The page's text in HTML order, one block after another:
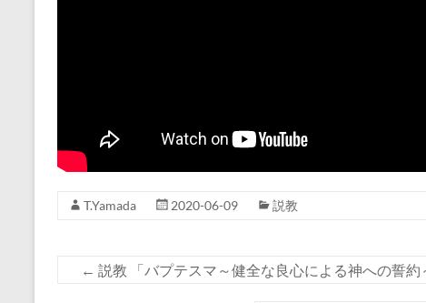
T.Yamada 2020-06-09 説教
← 説教 「バプテスマ～健全な良心による神への誓約